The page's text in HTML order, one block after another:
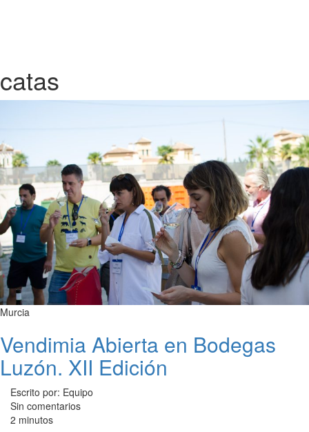
catas
Murcia
Vendimia Abierta en Bodegas
Luzón. XII Edición
Escrito por: Equipo
Sin comentarios
2 minutos